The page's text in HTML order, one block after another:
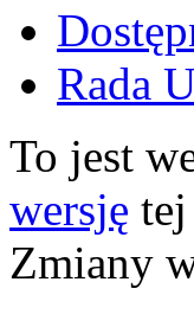
Rada
To jest
wersję
Zmiany